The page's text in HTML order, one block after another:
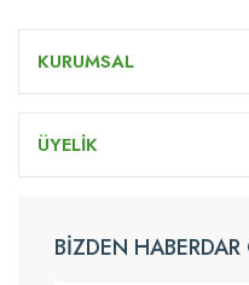
KURUMSAL
ÜYELİK
BİZDEN